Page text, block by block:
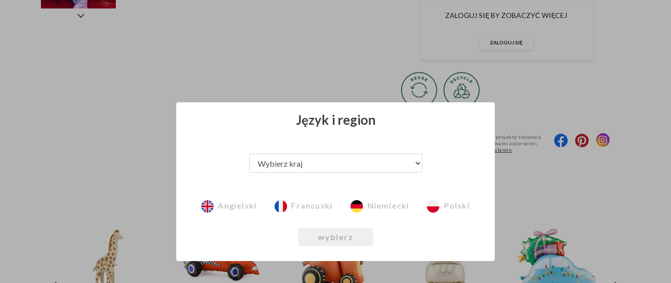
ZALOGUJ SIĘ BY ZOBACZYĆ WIĘCEJ
ZALOGUJ SIĘ
Wszystkie zdjęcia produktów oraz ich projekty stanowią
własność PartyDeco i są chronione prawami autorskimi.
Regulamin
Język i region
Angielski Francuski Niemiecki Polski
wybierz